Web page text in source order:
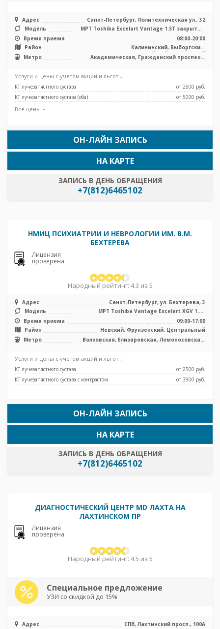
Адрес
Санкт-Петербург, Политехническая ул., 32
Модель
МРТ Toshiba Excelart Vantage 1.5T закрытый
тип, КТ Toshiba Aquilion 32 ...
Время приема
08:00-20:00
Район
Калининский, Выборгский,
Красногвардейский, Приморский
Метро
Академическая, Гражданский проспект,
Услуги и цены с учетом акций и льгот ↓
КТ лучезапястного сустава
от 2500 pуб.
КТ лучезапястного сустава (оба)
от 5000 pуб.
Все цены
ОН-ЛАЙН ЗАПИСЬ
ЗАПИСЬ В ДЕНЬ ОБРАЩЕНИЯ
+7(812)6465102
НА КАРТЕ
НМИЦ ПСИХИАТРИИ И НЕВРОЛОГИИ ИМ. В.М.
БЕХТЕРЕВА
Лицензия
проверена
Народный рейтинг: 4.3 из 5
Адрес
Санкт-Петербург, ул. Бехтерева, 3
Модель
МРТ Toshiba Vantage Excelart XGV 1.5T
закрытый тип, КТ Philips BRILLIA ...
Время приема
09:00-17:00
Район
Невский, Фрунзенский, Центральный
Метро
Волковская, Елизаровская, Ломоносовская,
Обводный канал, Площадь Александра
Услуги и цены с учетом акций и льгот ↓
КТ лучезапястного сустава
от 2500 pуб.
КТ лучезапястного сустава с контрастом
от 3900 pуб.
ОН-ЛАЙН ЗАПИСЬ
ЗАПИСЬ В ДЕНЬ ОБРАЩЕНИЯ
+7(812)6465102
НА КАРТЕ
ДИАГНОСТИЧЕСКИЙ ЦЕНТР MD ЛАХТА НА
ЛАХТИНСКОМ ПР
Лицензия
проверена
Народный рейтинг: 4.5 из 5
Специальное предложение
УЗИ со скидкой до 15%
Адрес
СПб, Лахтинский просп., 100А